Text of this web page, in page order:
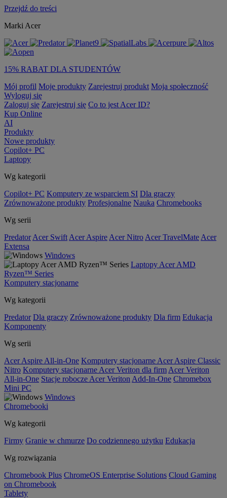
Przejdź do treści
Marki Acer
15% RABAT DLA STUDENTÓW
Mój profil Moje produkty Zarejestruj produkt Moja społeczność
Wyloguj się
Zaloguj się Zarejestruj się Co to jest Acer ID?
Kup Online
AI
Produkty
Nowe produkty
Copilot+ PC
Laptopy
Wg kategorii
Copilot+ PC Komputery ze wsparciem SI Dla graczy
Zrównoważone produkty Profesjonalne Nauka Chromebooks
Wg serii
Predator Acer Swift Acer Aspire Acer Nitro Acer TravelMate Acer
Extensa
Windows
Laptopy Acer AMD
Ryzen™ Series
Komputery stacjonarne
Wg kategorii
Predator Dla graczy Zrównoważone produkty Dla firm Edukacja
Komponenty
Wg serii
Acer Aspire All-in-One Komputery stacjonarne Acer Aspire Classic
Nitro Komputery stacjonarne Acer Veriton dla firm Acer Veriton
All-in-One Stacje robocze Acer Veriton Add-In-One Chromebox
Mini PC
Windows
Chromebooki
Wg kategorii
Firmy Granie w chmurze Do codziennego użytku Edukacja
Wg rozwiązania
Chromebook Plus ChromeOS Enterprise Solutions Cloud Gaming
on Chromebook
Tablety